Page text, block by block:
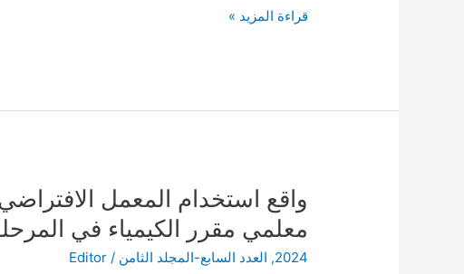
المرحلة
الخليل
قراءة المزيد »
واقع استخدام المعمل
معلمي مقرر الكيمياء في
2024
, العدد السابع-المجلد الثامن /
Editor
واقع
استخدام
المعمل
الافتراضي